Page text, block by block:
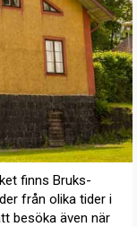
finns Bruks-
från olika tider i
besöka även när